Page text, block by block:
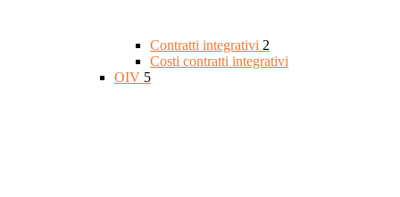
Contratti integrativi 2
Costi contratti integrativi
OIV 5